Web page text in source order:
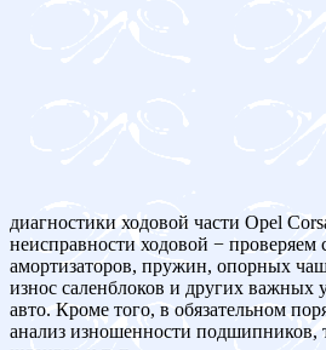
диагностики ходовой части Opel
неисправности ходовой − проверяем
амортизаторов, пружин, опорных
износ саленблоков и других важных
авто. Кроме того, в обязательном
анализ изношенности подшипников,